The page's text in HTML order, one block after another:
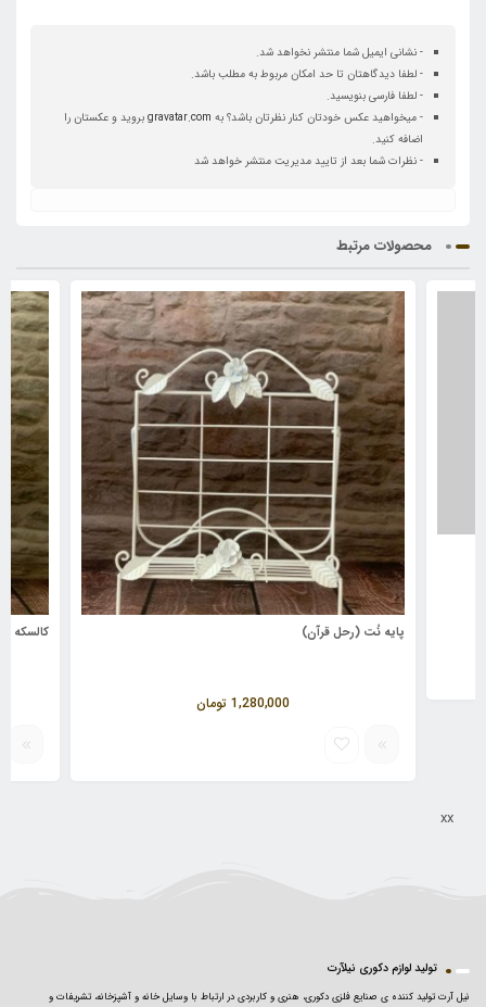
- نشانی ایمیل شما منتشر نخواهد شد.
- لطفا دیدگاهتان تا حد امکان مربوط به مطلب باشد.
- لطفا فارسی بنویسید.
- میخواهید عکس خودتان کنار نظرتان باشد؟ به gravatar.comبروید و عکستان را
اضافه کنید.
- نظرات شما بعد از تایید مدیریت منتشر خواهد شد
محصولات مرتبط
پایه نُت (رحل قرآن)
1,280,000 تومان
کالسکه
xx
تولید لوازم دکوری نیلآرت
نیل آرت تولید کننده ی صنایع فلزی دکوری، هنری و کاربردی در ارتباط با وسایل خانه و آشپزخانه، تشریفات و